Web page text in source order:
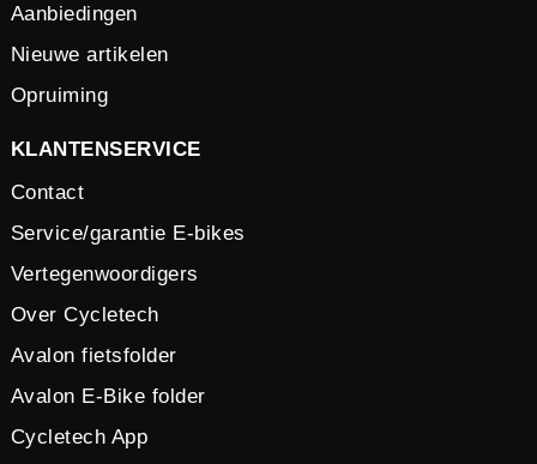
Aanbiedingen
Nieuwe artikelen
Opruiming
KLANTENSERVICE
Contact
Service/garantie E-bikes
Vertegenwoordigers
Over Cycletech
Avalon fietsfolder
Avalon E-Bike folder
Cycletech App